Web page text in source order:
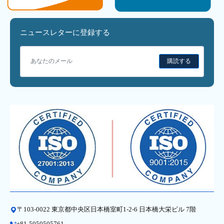
ニュースレターに登録する
購読する
〒103-0022 東京都中央区日本橋室町1-2-6 日本橋大栄ビル 7階